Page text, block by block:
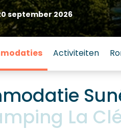
september 2026
Activiteiten
La